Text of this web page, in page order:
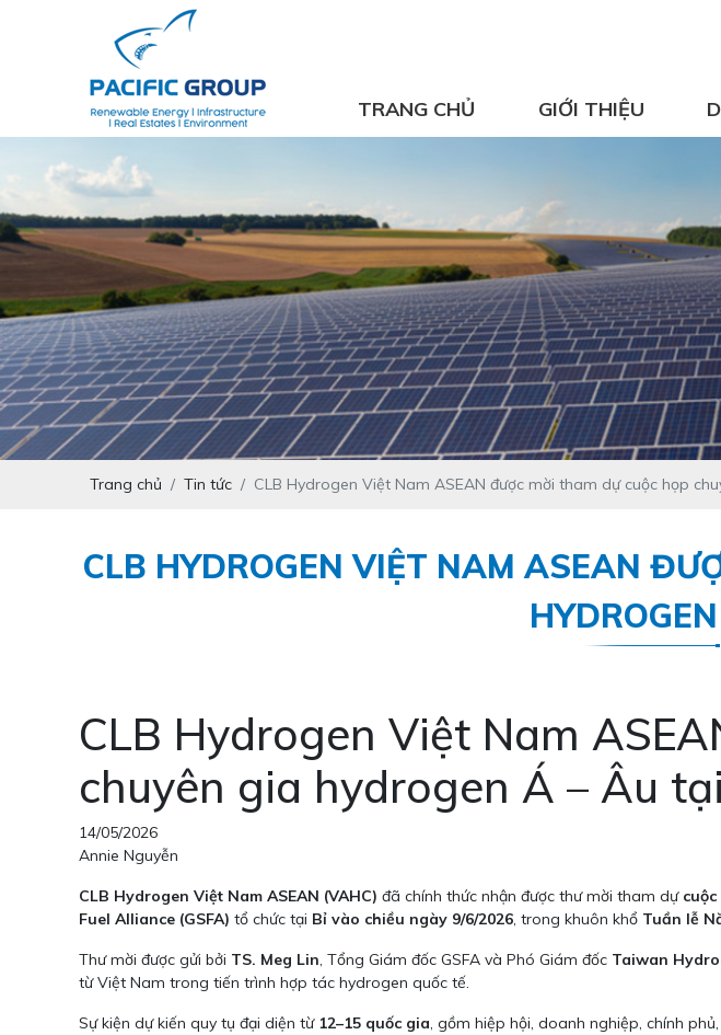
TRANG CHỦ GIỚI THIỆU
Trang chủ Tin tức CLB Hydrogen Việt Nam ASEAN được mời tham dự cuộc họp
CLB HYDROGEN VIỆT NAM ASEAN
CLB Hydrogen Việt Nam
chuyên gia hydrogen Á – Âu
14/05/2026
Annie Nguyễn
CLB Hydrogen Việt Nam ASEAN (VAHC) đã chính thức nhận được thư mời tham dự
Fuel Alliance (GSFA) tổ chức tại Bỉ vào chiều ngày 9/6/2026, trong khuôn khổ Tuần lễ
Thư mời được gửi bởi TS. Meg Lin, Tổng Giám đốc GSFA và Phó Giám đốc Taiwan
từ Việt Nam trong tiến trình hợp tác hydrogen quốc tế.
Sự kiện dự kiến quy tụ đại diện từ 12–15 quốc gia, gồm hiệp hội, doanh nghiệp, chính